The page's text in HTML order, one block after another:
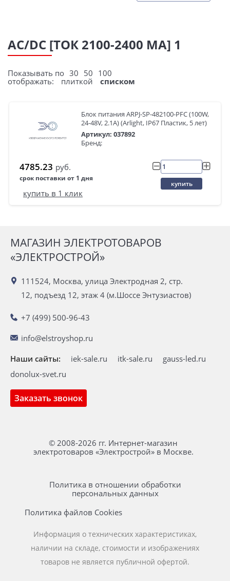
AC/DC [ТОК 2100-2400 MA] 1
Показывать по 30 50 100
отображать:
плиткой списком
Блок питания ARPJ-SP-482100-PFC (100W,
24-48V, 2.1A) (Arlight, IP67 Пластик, 5 лет)
Артикул: 037892
Бренд:
4785.23 руб.
срок поставки от 1 дня
купить
купить в 1 клик
МАГАЗИН ЭЛЕКТРОТОВАРОВ
«ЭЛЕКТРОСТРОЙ»
111524, Москва, улица Электродная 2, стр.
12, подъезд 12, этаж 4 (м.Шоссе Энтузиастов)
+7 (499) 500-96-43
info@elstroyshop.ru
Заказать звонок
Наши сайты: iek-sale.ru itk-sale.ru
gauss-led.ru
donolux-svet.ru
© 2008-2026 гг. Интернет-магазин
электротоваров «Электрострой» в Москве.
Политика в отношении обработки
персональных данных
Политика файлов Cookies
Информация о технических характеристиках,
наличии на складе, стоимости и изображениях
товаров не является публичной офертой.